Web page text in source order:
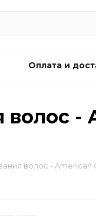
Оплата и
-
волос - American